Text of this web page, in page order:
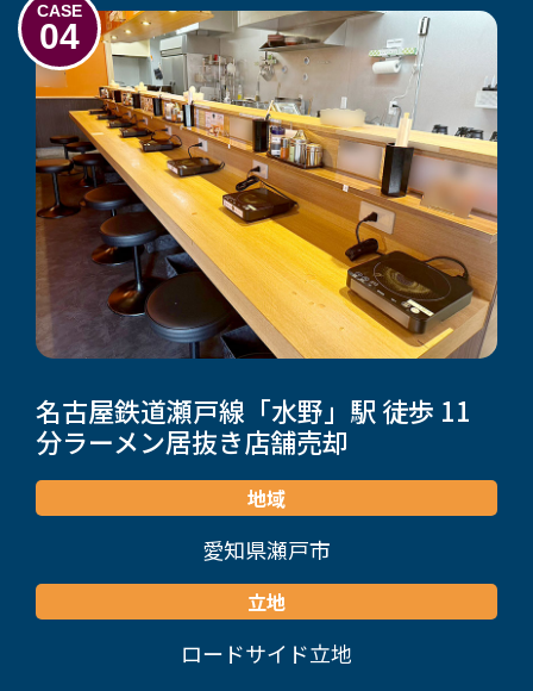
CASE
04
名古屋鉄道瀬戸線「水野」駅 徒歩 11
分ラーメン居抜き店舗売却
地域
愛知県瀬戸市
立地
ロードサイド立地